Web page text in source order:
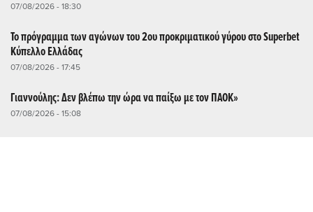
07/08/2026 - 18:30
Το πρόγραμμα των αγώνων του 2ου προκριματικού γύρου στο Superbet
Κύπελλο Ελλάδας
07/08/2026 - 17:45
Γιαννούλης: Δεν βλέπω την ώρα να παίξω με τον ΠΑΟΚ»
07/08/2026 - 15:08